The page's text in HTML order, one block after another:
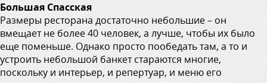
Большая Спасская
Размеры ресторана достаточно небольшие – он
вмещает не более 40 человек, а лучше, чтобы их было
еще поменьше. Однако просто пообедать там, а то и
устроить небольшой банкет стараются многие,
поскольку и интерьер, и репертуар, и меню его